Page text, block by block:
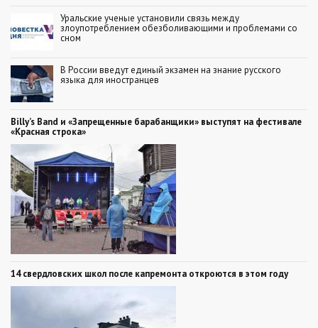
Уральские ученые установили связь между
злоупотреблением обезболивающими и проблемами со
сном
В России введут единый экзамен на знание русского
языка для иностранцев
Billy’s Band и «Запрещенные барабанщики» выступят на фестивале
«Красная строка»
14 свердловских школ после капремонта откроются в этом году